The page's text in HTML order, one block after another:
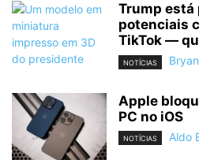
Trump está
potenciais
TikTok —
NOTÍCIAS
Apple
PC no iOS
NOTÍCIAS Aldo